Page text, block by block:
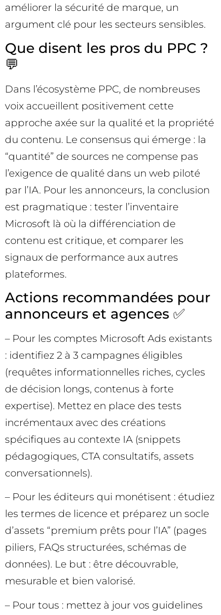
améliorer la sécurité de marque, un
argument clé pour les secteurs sensibles.
Que disent les pros du PPC ?
💬
Dans l’écosystème PPC, de nombreuses
voix accueillent positivement cette
approche axée sur la qualité et la propriété
du contenu. Le consensus qui émerge : la
“quantité” de sources ne compense pas
l’exigence de qualité dans un web piloté
par l’IA. Pour les annonceurs, la conclusion
est pragmatique : tester l’inventaire
Microsoft là où la différenciation de
contenu est critique, et comparer les
signaux de performance aux autres
plateformes.
Actions recommandées pour
annonceurs et agences ✅
– Pour les comptes Microsoft Ads existants
: identifiez 2 à 3 campagnes éligibles
(requêtes informationnelles riches, cycles
de décision longs, contenus à forte
expertise). Mettez en place des tests
incrémentaux avec des créations
spécifiques au contexte IA (snippets
pédagogiques, CTA consultatifs, assets
conversationnels).
– Pour les éditeurs qui monétisent : étudiez
les termes de licence et préparez un socle
d’assets “premium prêts pour l’IA” (pages
piliers, FAQs structurées, schémas de
données). Le but : être découvrable,
mesurable et bien valorisé.
– Pour tous : mettez à jour vos guidelines